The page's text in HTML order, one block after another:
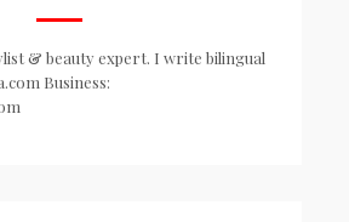
& beauty expert. I write bilingual
Business: